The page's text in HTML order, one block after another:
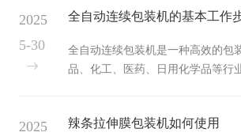
自动和半自动，操作简单、方便，
设备的工作原理主要包括以下几个
部分放置在真空包装机的密封条上
来，真空包装机启动真空泵，将包
氧气和水分，从而延长物品的保...
全自动连续包装机的基本工作
全自动连续包装机是一种高效的包
品、化工、医药、日用化学品等行
计量、制袋、填充、封口等功能，
2025
5-30
辣条拉伸膜包装机如何使用
2025